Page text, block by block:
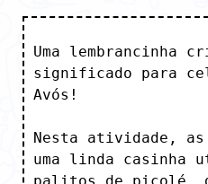
Uma lembrancinha
significado para
Avós!
Nesta atividade, as
uma linda casinha